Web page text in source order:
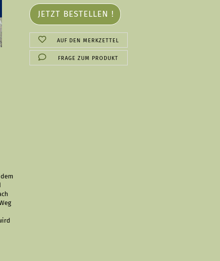
AUF DEN MERKZETTEL
FRAGE ZUM PRODUKT